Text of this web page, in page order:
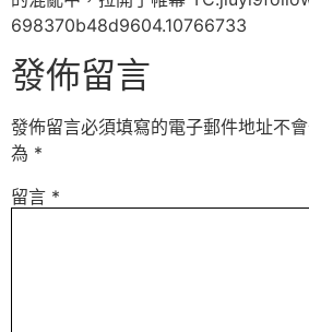
698370b48d9604.10766733
發佈留言
發佈留言必須填寫的電子郵件地址不會
為 *
留言 *